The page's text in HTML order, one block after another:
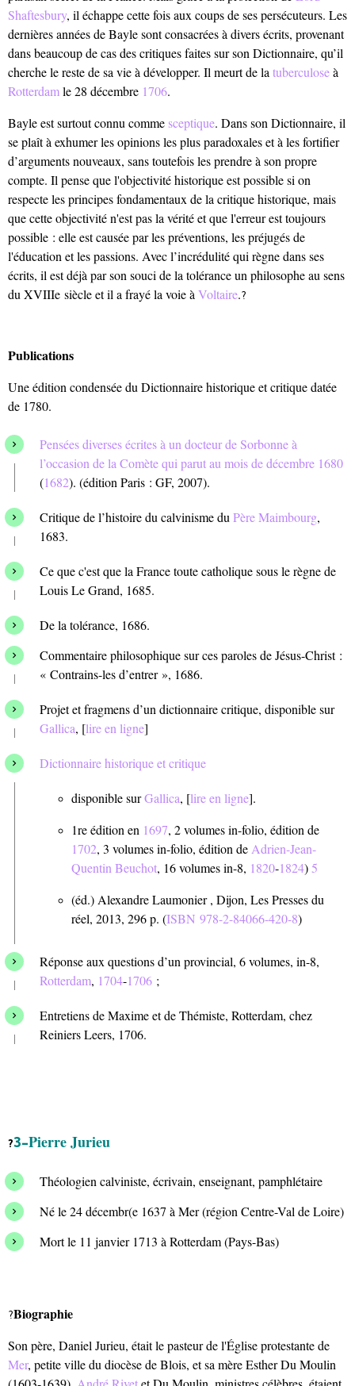
Shaftesbury, il échappe cette fois aux coups de ses persécuteurs. Les
dernières années de Bayle sont consacrées à divers écrits, provenant
dans beaucoup de cas des critiques faites sur son Dictionnaire, qu’il
cherche le reste de sa vie à développer. Il meurt de la tuberculoseà
Rotterdamle 28 décembre 1706.
Bayle est surtout connu comme sceptique. Dans son Dictionnaire, il
se plaît à exhumer les opinions les plus paradoxales et à les fortifier
d’arguments nouveaux, sans toutefois les prendre à son propre
compte. Il pense que l'objectivité historique est possible si on
respecte les principes fondamentaux de la critique historique, mais
que cette objectivité n'est pas la vérité et que l'erreur est toujours
possible : elle est causée par les préventions, les préjugés de
l'éducation et les passions. Avec l’incrédulité qui règne dans ses
écrits, il est déjà par son souci de la tolérance un philosophe au sens
du XVIIIe siècle et il a frayé la voie à Voltaire.?
Publications
Une édition condensée du Dictionnaire historique et critique datée
de 1780.
Pensées diverses écrites à un docteur de Sorbonne à
l’occasion de la Comète qui parut au mois de décembre 1680
(1682). (édition Paris : GF, 2007).
Critique de l’histoire du calvinisme du Père Maimbourg,
1683.
Ce que c'est que la France toute catholique sous le règne de
Louis Le Grand, 1685.
De la tolérance, 1686.
Commentaire philosophique sur ces paroles de Jésus-Christ :
« Contrains-les d’entrer », 1686.
Projet et fragmens d’un dictionnaire critique, disponible sur
Gallica, [lire en ligne]
Dictionnaire historique et critique
disponible surGallica, [lire en ligne].
1re édition en 1697, 2 volumes in-folio, édition de
1702, 3 volumes in-folio, édition de Adrien-Jean-
Quentin Beuchot, 16 volumes in-8, 1820-1824)5
(éd.) Alexandre Laumonier , Dijon, Les Presses du
réel, 2013, 296 p. (ISBN 978-2-84066-420-8)
Réponse aux questions d’un provincial, 6 volumes, in-8,
Rotterdam, 1704-1706 ;
Entretiens de Maxime et de Thémiste, Rotterdam, chez
Reiniers Leers, 1706.
?3-Pierre Jurieu
Théologien calviniste, écrivain, enseignant, pamphlétaire
Né le 24 décembr(e 1637 à Mer (région Centre-Val de Loire)
Mort le 11 janvier 1713 à Rotterdam (Pays-Bas)
?Biographie
Son père, Daniel Jurieu, était le pasteur de l'Église protestante de
Mer, petite ville du diocèse de Blois, et sa mère Esther Du Moulin